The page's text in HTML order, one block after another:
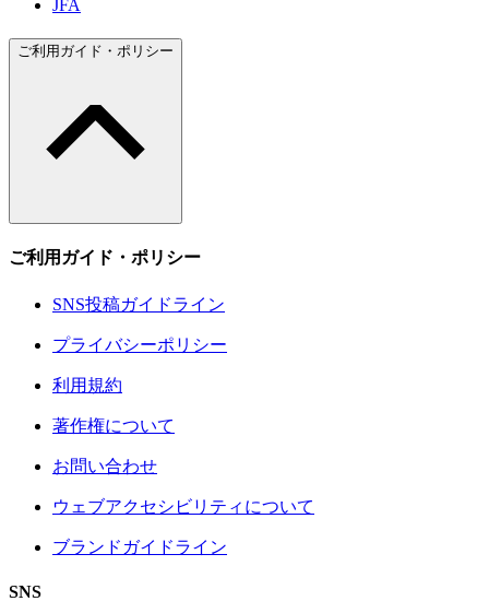
JFA
ご利用ガイド・ポリシー
ご利用ガイド・ポリシー
SNS投稿ガイドライン
プライバシーポリシー
利用規約
著作権について
お問い合わせ
ウェブアクセシビリティについて
ブランドガイドライン
SNS